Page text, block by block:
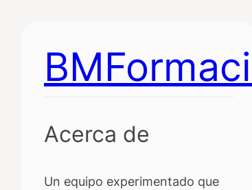
contenido
Acerca de
Un equipo experimentado que